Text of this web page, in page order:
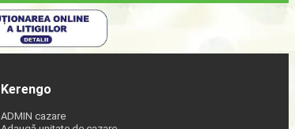
Kerengo
ADMIN cazare